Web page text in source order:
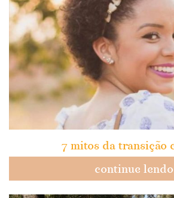
7 mitos da transição
continue lendo